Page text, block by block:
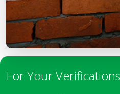
For Your Verifications